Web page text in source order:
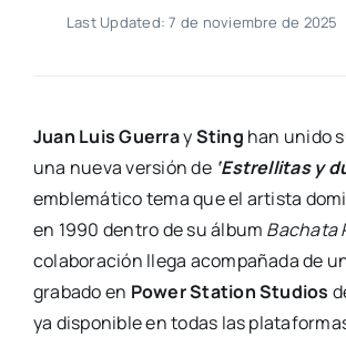
Last Updated: 7 de noviembre de 2025
Juan Luis GuerraySting han unido
una nueva versión de ‘Estrellitas y
emblemático tema que el artista
en 1990 dentro de su álbum Bachata
colaboración llega acompañada de
grabado en Power Station Studios
ya disponible en todas las